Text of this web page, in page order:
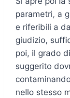
parametri, a
e riferibili a
giudizio,
poi, il grado
suggerito
nello stesso